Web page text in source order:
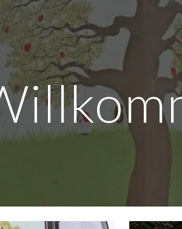
Skip to